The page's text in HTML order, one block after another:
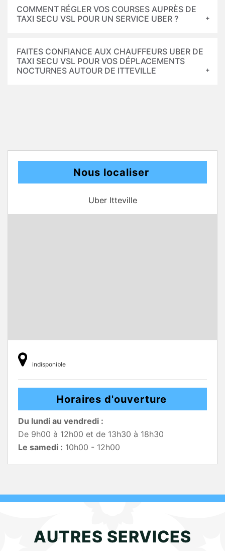
COMMENT RÉGLER VOS COURSES AUPRÈS DE
TAXI SECU VSL POUR UN SERVICE UBER ?
FAITES CONFIANCE AUX CHAUFFEURS UBER DE
TAXI SECU VSL POUR VOS DÉPLACEMENTS
NOCTURNES AUTOUR DE ITTEVILLE
Nous localiser
Uber Itteville
indisponible
Horaires d'ouverture
Du lundi au vendredi :
De 9h00 à 12h00 et de 13h30 à 18h30
Le samedi : 10h00 - 12h00
AUTRES SERVICES